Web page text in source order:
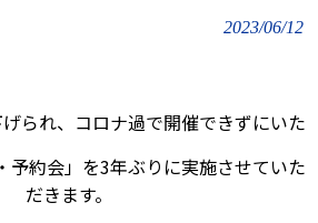
2023/06/12
られ、コロナ過で開催できずにいた
予約会」を3年ぶりに実施させていた
だきます。